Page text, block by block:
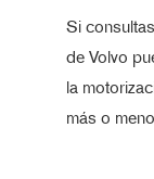
Si
de Volvo
la
más o